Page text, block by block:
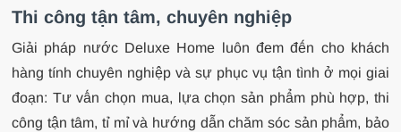
Thi công tận tâm, chuyên nghiệp
Giải pháp nước Deluxe Home luôn đem đến cho khách
hàng tính chuyên nghiệp và sự phục vụ tận tình ở mọi giai
đoạn: Tư vấn chọn mua, lựa chọn sản phẩm phù hợp, thi
công tận tâm, tỉ mỉ và hướng dẫn chăm sóc sản phẩm, bảo